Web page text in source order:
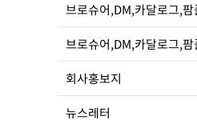
브로슈어,DM,카달로그,
브로슈어,DM,카달로그,
회사홍보지
뉴스레터